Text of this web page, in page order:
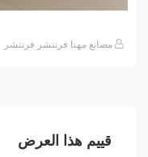
مصانع مهنا فرنتشر فرنتشر
قييم هذا العرض